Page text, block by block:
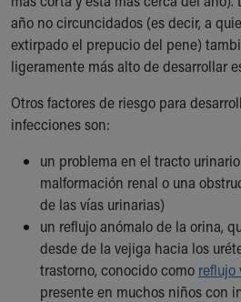
Medical Records
Symptom Checker
Skip to main content
año no circuncidados (es decir, a
extirpado el prepucio del pene)
ligeramente más alto de desarrollar
Otros factores de riesgo para
infecciones son:
un problema en el tracto
malformación renal o una
de las vías urinarias)
un reflujo anómalo de la orina,
desde de la vejiga hacia los
trastorno, conocido como reflujo
presente en muchos niños con